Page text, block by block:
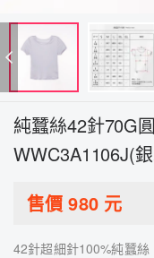
純蠶絲42針70G
WWC3A1106J(
售價980元
42針超細針100%純蠶